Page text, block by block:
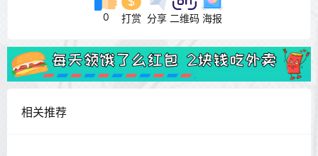
0 打赏 分享 二维码 海报
相关推荐